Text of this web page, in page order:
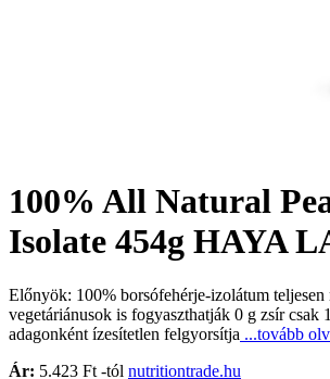
100% All Natural
Isolate 454g HAYA
Előnyök: 100% borsófehérje-izolátum teljesen
vegetáriánusok is fogyaszthatják 0 g zsír csak
adagonként ízesítetlen felgyorsítja ...tovább
Ár: 5.423 Ft -tól nutritiontrade.hu